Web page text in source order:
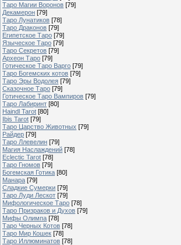
Таро Магии Воронов [79]
Декамерон [79]
Таро Лунатиков [78]
Таро Драконов [79]
Египетское Таро [79]
Языческое Таро [79]
Таро Секретов [79]
Археон Таро [79]
Готическое Таро Варго [79]
Таро Богемских котов [79]
Таро Эры Водолея [79]
Сказочное Таро [79]
Готическое Таро Вампиров [79]
Таро Лабиринт [80]
Haindl Tarot [80]
Ibis Tarot [79]
Таро Царство Животных [79]
Райдер [79]
Таро Ллевелин [79]
Магия Наслаждений [78]
Eclectic Tarot [78]
Таро Гномов [79]
Богемская Готика [80]
Манара [79]
Сладкие Сумерки [79]
Таро Луди Лескот [79]
Мифологическое Таро [78]
Таро Призраков и Духов [79]
Мифы Олимпа [78]
Таро Черных Котов [78]
Таро Мир Кошек [78]
Таро Иллюминатов [78]